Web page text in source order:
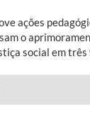
ações
o
social em